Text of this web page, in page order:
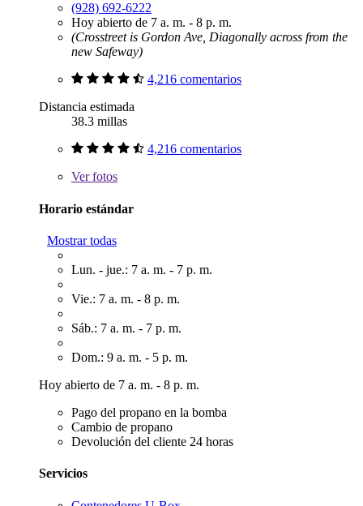
(928) 692-6222
Hoy abierto de 7 a. m. - 8 p. m.
(Crosstreet is Gordon Ave, Diagonally across from the
new Safeway)
4,216 comentarios
Distancia estimada
38.3 millas
4,216 comentarios
Verfotos
Horario estándar
Mostrar todas
Lun. - jue.: 7 a. m. - 7 p. m.
Vie.: 7 a. m. - 8 p. m.
Sáb.: 7 a. m. - 7 p. m.
Dom.: 9 a. m. - 5 p. m.
Hoy abierto de 7 a. m. - 8 p. m.
Pago del propano en la bomba
Cambio de propano
Devolución del cliente 24 horas
Servicios